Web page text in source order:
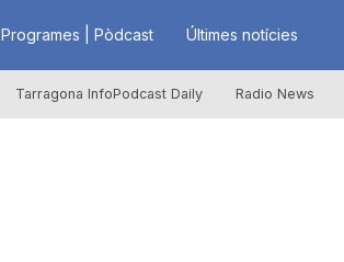
Programes | Pòdcast Últimes notícies
Tarragona InfoPodcast Daily Radio News